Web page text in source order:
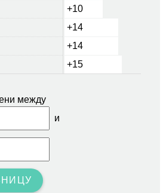
+10
+14
+14
+15
между
и